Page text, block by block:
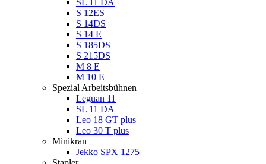
SL 11 DA
S 12ES
S 14DS
S 14 E
S 185DS
S 215DS
M 8 E
M 10 E
Spezial Arbeitsbühnen
Leguan 11
SL 11 DA
Leo 18 GT plus
Leo 30 T plus
Minikran
Jekko SPX 1275